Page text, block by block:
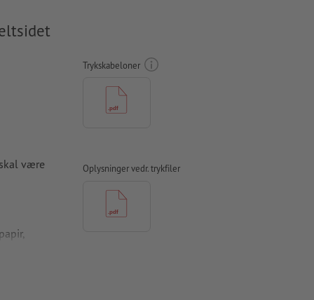
være
Trykskabeloner
Oplysninger vedr. trykfiler